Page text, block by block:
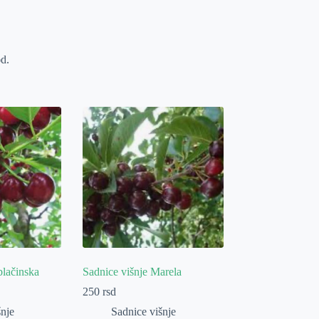
Sadnice višnje Marela
250rsd
Sadnice višnje